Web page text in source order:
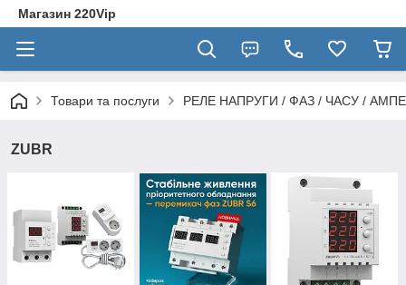
Магазин 220Vip
Товари та послуги РЕЛЕ НАПРУГИ / ФАЗ / ЧАСУ /
ZUBR